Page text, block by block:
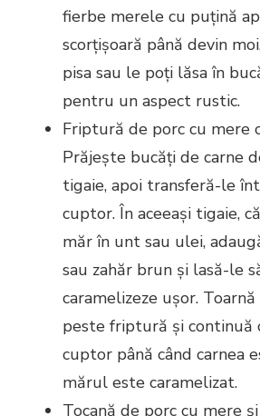
fierbe merele cu puțină
scorțișoară până devin
pisa sau le poți lăsa în
pentru un aspect rustic.
Friptură de porc cu mere
Prăjește bucăți de carne
tigaie, apoi transferă-le
cuptor. În aceeași tigaie,
măr în unt sau ulei,
sau zahăr brun și lasă-le
caramelizeze ușor.
peste friptură și continuă
cuptor până când carnea
mărul este caramelizat.
Tocană de porc cu mere